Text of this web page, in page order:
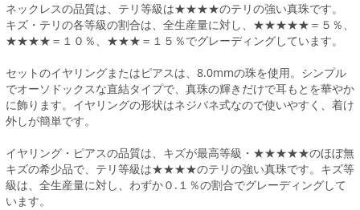
ネックレスの品質は、テリ等級は★★★★のテリの強い真珠です。
キズ・テリの各等級の割合は、全生産量に対し、★★★★★＝５％、
★★★★＝１０％、★★★＝１５％でグレーディングしています。
セットのイヤリングまたはピアスは、8.0mmの珠を使用。シンプル
でオーソドックスな直結タイプで、真珠の輝きだけで耳もとを華やか
に飾ります。イヤリングの形状はネジバネ式なので使いやすく、着け
外しが簡単です。
イヤリング・ピアスの品質は、キズが最高等級・★★★★★のほぼ無
キズの希少品で、テリ等級は★★★★のテリの強い真珠です。キズ等
級は、全生産量に対し、わずか０.１％の割合でグレーディングして
います。